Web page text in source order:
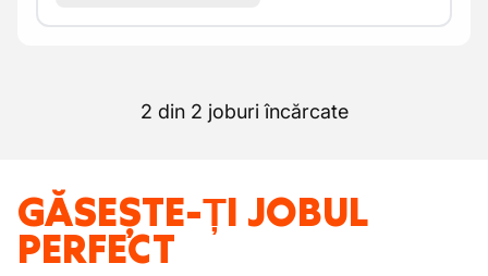
2 din 2 joburi încărcate
GĂSEȘTE-ȚI JOBUL
PERFECT